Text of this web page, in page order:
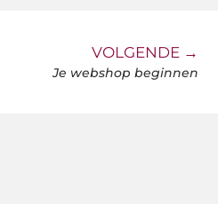
VOLGENDE →
Je webshop beginnen